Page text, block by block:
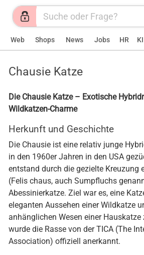
Web Shops News Jobs HR KI
Chausie Katze
Die Chausie Katze – Exotische
Wildkatzen-Charme
Herkunft und Geschichte
Die Chausie ist eine relativ junge
in den 1960er Jahren in den USA
entstand durch die gezielte Kreuzung
(Felis chaus, auch Sumpfluchs
Abessinierkatze. Ziel war es, eine
eleganten Aussehen einer Wildkatze
anhänglichen Wesen einer
wurde die Rasse von der TICA (The
Association) offiziell anerkannt.